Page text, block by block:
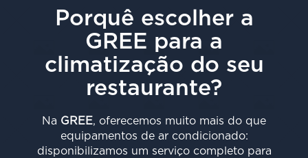
Porquê escolher a
GREE para a
climatização do seu
restaurante?
Na GREE, oferecemos muito mais do que
equipamentos de ar condicionado:
disponibilizamos um serviço completo para